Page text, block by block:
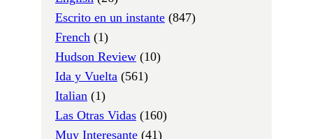
Escrito en un instante (847)
French (1)
Hudson Review (10)
Ida y Vuelta (561)
Italian (1)
Las Otras Vidas (160)
Muy Interesante (41)